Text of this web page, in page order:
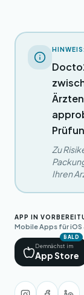
HINWEIS:
Zu
Ihren
APP IN
Mobile Apps für
BALD
Demnächst im
App Store